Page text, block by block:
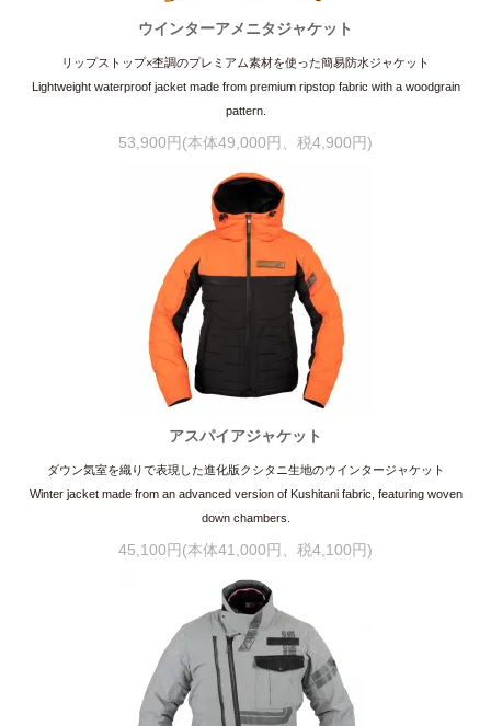
ウインターアメニタジャケット
リップストップ×杢調のプレミアム素材を使った簡易防水ジャケット
Lightweight waterproof jacket made from premium ripstop fabric with a woodgrain
pattern.
53,900円(本体49,000円、税4,900円)
アスパイアジャケット
ダウン気室を織りで表現した進化版クシタニ生地のウインタージャケット
Winter jacket made from an advanced version of Kushitani fabric, featuring woven
down chambers.
45,100円(本体41,000円、税4,100円)